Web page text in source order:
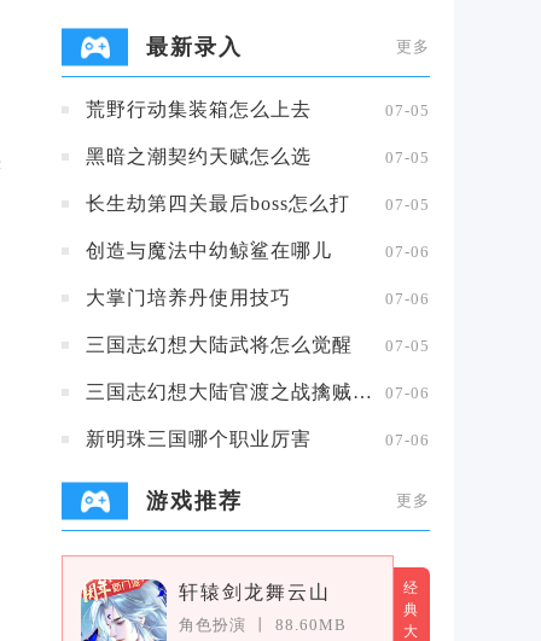
最新录入 更多
荒野行动集装箱怎么上去 07-05
黑暗之潮契约天赋怎么选 07-05
长生劫第四关最后boss怎么打 07-05
创造与魔法中幼鲸鲨在哪儿 07-06
大掌门培养丹使用技巧 07-06
三国志幻想大陆武将怎么觉醒 07-05
三国志幻想大陆官渡之战擒贼擒王攻略 07-06
新明珠三国哪个职业厉害 07-06
游戏推荐 更多
轩辕剑龙舞云山
角色扮演
88.60MB
经
典
大